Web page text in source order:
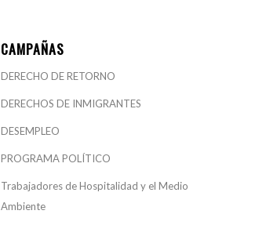
CAMPAÑAS
DERECHO DE RETORNO
DERECHOS DE INMIGRANTES
DESEMPLEO
PROGRAMA POLÍTICO
Trabajadores de Hospitalidad y el Medio
Ambiente